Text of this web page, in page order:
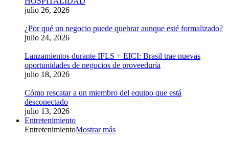
julio 26, 2026
¿Por qué un negocio puede quebrar aunque esté formalizado?
julio 24, 2026
Lanzamientos durante IFLS + EICI: Brasil trae nuevas
oportunidades de negocios de proveeduría
julio 18, 2026
Cómo rescatar a un miembro del equipo que está
desconectado
julio 13, 2026
Entretenimiento
EntretenimientoMostrar más